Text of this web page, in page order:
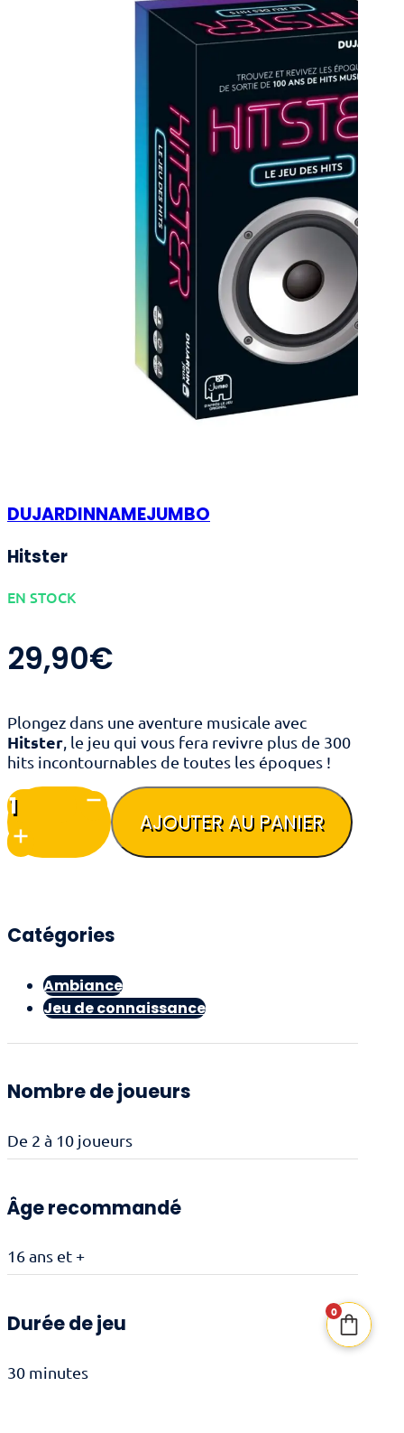
DUJARDINNAMEJUMBO
Hitster
EN STOCK
29,90€
Plongez dans une aventure musicale avec
Hitster , le jeu qui vous fera revivre plus de 300
hits incontournables de toutes les époques !
quantité
de
Hitster
AJOUTER AU PANIER
Catégories
Ambiance
Jeu de connaissance
Nombre de joueurs
De 2 à 10 joueurs
Âge recommandé
16 ans et +
Durée de jeu
30 minutes
0